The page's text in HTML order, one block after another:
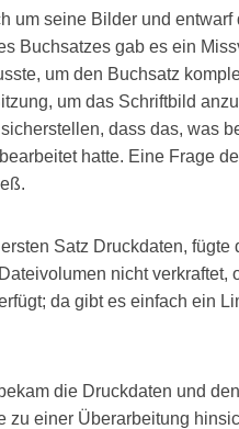
um seine Bilder und
Buchsatzes gab es ein
um den Buchsatz
um das Schriftbild
dass das, was
hatte. Eine Frage
Satz Druckdaten,
nicht verkraftet,
da gibt es einfach ein
die Druckdaten und
zu einer Überarbeitung